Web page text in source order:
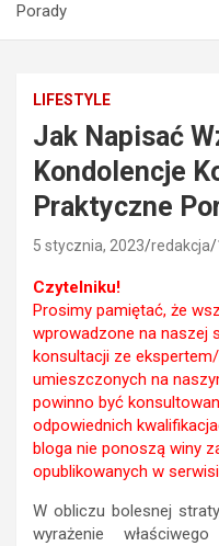
Porady
LIFESTYLE
Jak Napisać
Kondolencje
Praktyczne
5 stycznia, 2023 redakcja
Czytelniku!
Prosimy pamiętać, że
wprowadzone na naszej
konsultacji ze
umieszczonych na
powinno być
odpowiednich
bloga nie ponoszą winy
opublikowanych w
W obliczu bolesnej
wyrażenie